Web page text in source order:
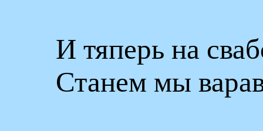
И тяперь на
Станем мы